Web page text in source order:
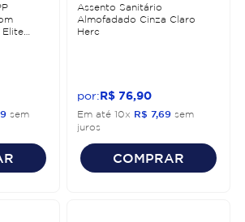
Elite
sem
Assento Sanitário
Almofadado Cinza Claro
Herc
R$ 76 90
Em até 10x R$ 7,69 sem
juros
COMPRAR